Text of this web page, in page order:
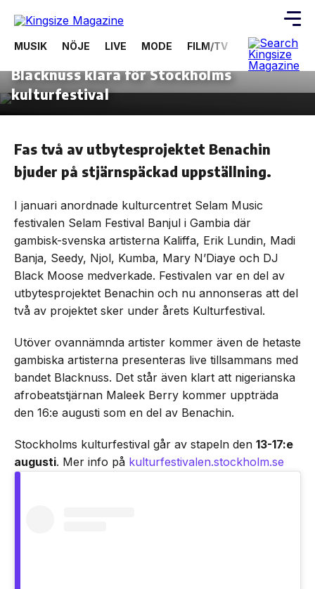
Skip
the
MUSIK NÖJE LIVE MODE FILM/TV VIDEOS
Maleek Berry, Kaliffa, Erik Lundin och
Blacknuss klara för Stockholms
kulturfestival
Fas två av utbytesprojektet Benachin
bjuder på stjärnspäckad uppställning.
I januari anordnade kulturcentret Selam Music
festivalen Selam Festival Banjul i Gambia där
gambisk-svenska artisterna Kaliffa, Erik Lundin, Madi
Banja, Seedy, Njol, Kumba, Mary N’Diaye och DJ
Black Moose medverkade. Festivalen var en del av
utbytesprojektet Benachin och nu annonseras att del
två av projektet sker under årets Kulturfestival.
Utöver ovannämnda artister kommer även de hetaste
gambiska artisterna presenteras live tillsammans med
bandet Blacknuss. Det står även klart att nigerianska
afrobeatstjärnan Maleek Berry kommer uppträda
den 16:e augusti som en del av Benachin.
Stockholms kulturfestival går av stapeln den 13-17:e
augusti. Mer info på kulturfestivalen.stockholm.se